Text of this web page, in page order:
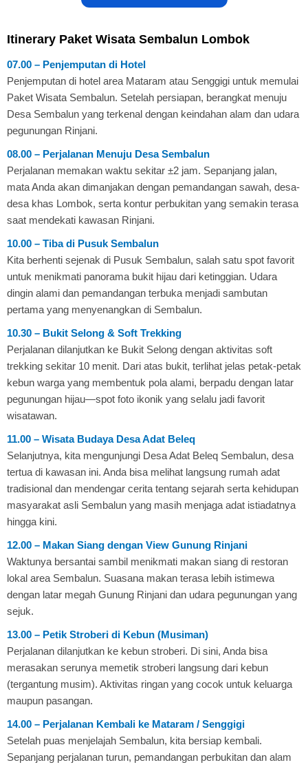
Itinerary Paket Wisata Sembalun Lombok
07.00 – Penjemputan di Hotel
Penjemputan di hotel area Mataram atau Senggigi untuk memulai
Paket Wisata Sembalun. Setelah persiapan, berangkat menuju
Desa Sembalun yang terkenal dengan keindahan alam dan udara
pegunungan Rinjani.
08.00 – Perjalanan Menuju Desa Sembalun
Perjalanan memakan waktu sekitar ±2 jam. Sepanjang jalan,
mata Anda akan dimanjakan dengan pemandangan sawah, desa-
desa khas Lombok, serta kontur perbukitan yang semakin terasa
saat mendekati kawasan Rinjani.
10.00 – Tiba di Pusuk Sembalun
Kita berhenti sejenak di Pusuk Sembalun, salah satu spot favorit
untuk menikmati panorama bukit hijau dari ketinggian. Udara
dingin alami dan pemandangan terbuka menjadi sambutan
pertama yang menyenangkan di Sembalun.
10.30 – Bukit Selong & Soft Trekking
Perjalanan dilanjutkan ke Bukit Selong dengan aktivitas soft
trekking sekitar 10 menit. Dari atas bukit, terlihat jelas petak-petak
kebun warga yang membentuk pola alami, berpadu dengan latar
pegunungan hijau—spot foto ikonik yang selalu jadi favorit
wisatawan.
11.00 – Wisata Budaya Desa Adat Beleq
Selanjutnya, kita mengunjungi Desa Adat Beleq Sembalun, desa
tertua di kawasan ini. Anda bisa melihat langsung rumah adat
tradisional dan mendengar cerita tentang sejarah serta kehidupan
masyarakat asli Sembalun yang masih menjaga adat istiadatnya
hingga kini.
12.00 – Makan Siang dengan View Gunung Rinjani
Waktunya bersantai sambil menikmati makan siang di restoran
lokal area Sembalun. Suasana makan terasa lebih istimewa
dengan latar megah Gunung Rinjani dan udara pegunungan yang
sejuk.
13.00 – Petik Stroberi di Kebun (Musiman)
Perjalanan dilanjutkan ke kebun stroberi. Di sini, Anda bisa
merasakan serunya memetik stroberi langsung dari kebun
(tergantung musim). Aktivitas ringan yang cocok untuk keluarga
maupun pasangan.
14.00 – Perjalanan Kembali ke Mataram / Senggigi
Setelah puas menjelajah Sembalun, kita bersiap kembali.
Sepanjang perjalanan turun, pemandangan perbukitan dan alam